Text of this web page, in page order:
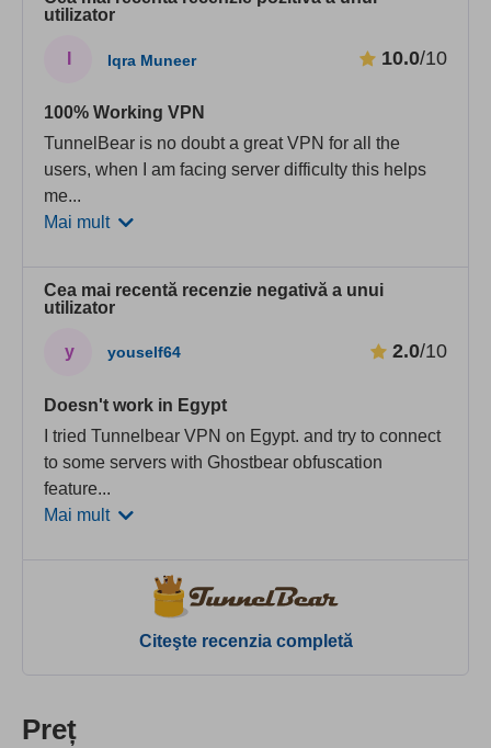
utilizator
Iqra Muneer 10.0/10
100% Working VPN
TunnelBear is no doubt a great VPN for all the
users, when I am facing server difficulty this helps
me...
Mai mult
Cea mai recentă recenzie negativă a unui
utilizator
y youself64 2.0/10
Doesn't work in Egypt
I tried Tunnelbear VPN on Egypt. and try to connect
to some servers with Ghostbear obfuscation
feature...
Mai mult
Citeşte recenzia completă
Preț